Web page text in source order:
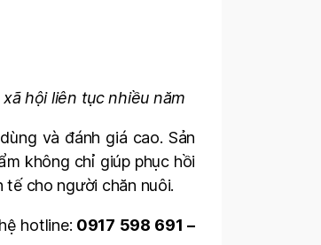
hội liên tục nhiều năm
và đánh giá cao. Sản
không chỉ giúp phục hồi
tế cho người chăn nuôi.
hotline: 0917 598 691 –